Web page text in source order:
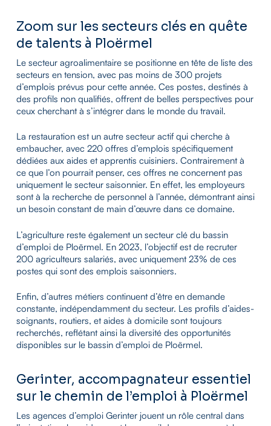
Zoom sur les secteurs clés en quête
de talents à Ploërmel
Le secteur agroalimentaire se positionne en tête de liste des
secteurs en tension, avec pas moins de 300 projets
d’emplois prévus pour cette année. Ces postes, destinés à
des profils non qualifiés, offrent de belles perspectives pour
ceux cherchant à s’intégrer dans le monde du travail.
La restauration est un autre secteur actif qui cherche à
embaucher, avec 220 offres d’emplois spécifiquement
dédiées aux aides et apprentis cuisiniers. Contrairement à
ce que l’on pourrait penser, ces offres ne concernent pas
uniquement le secteur saisonnier. En effet, les employeurs
sont à la recherche de personnel à l’année, démontrant ainsi
un besoin constant de main d’œuvre dans ce domaine.
L’agriculture reste également un secteur clé du bassin
d’emploi de Ploërmel. En 2023, l’objectif est de recruter
200 agriculteurs salariés, avec uniquement 23% de ces
postes qui sont des emplois saisonniers.
Enfin, d’autres métiers continuent d’être en demande
constante, indépendamment du secteur. Les profils d’aides-
soignants, routiers, et aides à domicile sont toujours
recherchés, reflétant ainsi la diversité des opportunités
disponibles sur le bassin d’emploi de Ploërmel.
Gerinter, accompagnateur essentiel
sur le chemin de l’emploi à Ploërmel
Les agences d’emploi Gerinter jouent un rôle central dans